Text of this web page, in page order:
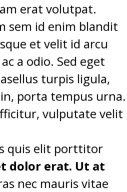
erat volutpat.
sem id enim blandit
et velit id arcu
a odio. Sed eget
turpis ligula,
porta tempus urna.
vulputate velit
quis elit porttitor
dolor erat. Ut at
nec mauris vitae